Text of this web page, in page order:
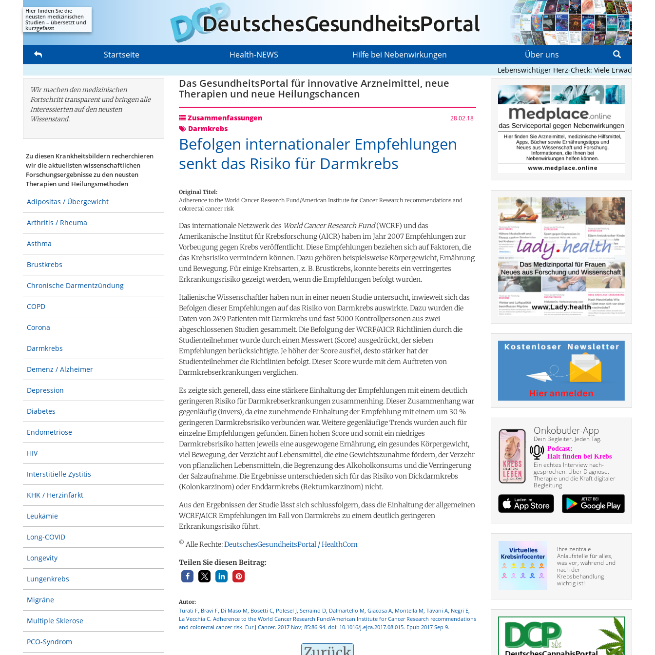
Hier finden Sie die
neusten medizinischen
Studien – übersetzt und
kurzgefasst
Startseite Health-NEWS Hilfe bei Nebenwirkungen Über uns
Lebenswichtiger Herz-Check: Viele Erwachsene
Wir machen den medizinischen
Fortschritt transparent und bringen alle
Interessierten auf den neusten
Wissenstand.
Zu diesen Krankheitsbildern recherchieren
wir die aktuellsten wissenschaftlichen
Forschungs­ergebnisse zu den neusten
Therapien und Heilungsmethoden
Adipositas / Übergewicht
Arthritis / Rheuma
Asthma
Brustkrebs
Chronische Darmentzündung
COPD
Corona
Darmkrebs
Demenz / Alzheimer
Depression
Diabetes
Endometriose
HIV
Interstitielle Zystitis
KHK / Herzinfarkt
Leukämie
Long-COVID
Longevity
Lungenkrebs
Migräne
Multiple Sklerose
PCO-Syndrom
Das GesundheitsPortal für innovative Arzneimittel, neue
Therapien und neue Heilungschancen
Zusammenfassungen 28.02.18
Darmkrebs
Befolgen internationaler Empfehlungen
senkt das Risiko für Darmkrebs
Original Titel:
Adherence to the World Cancer Research Fund/American Institute for Cancer Research recommendations and
colorectal cancer risk
Das internationale Netzwerk des World Cancer Research Fund(WCRF) und das
Amerikanische Institut für Krebsforschung (AICR) haben im Jahr 2007 Empfehlungen zur
Vorbeugung gegen Krebs veröffentlicht. Diese Empfehlungen beziehen sich auf Faktoren, die
das Krebsrisiko vermindern können. Dazu gehören beispielsweise Körpergewicht, Ernährung
und Bewegung. Für einige Krebsarten, z. B. Brustkrebs, konnte bereits ein verringertes
Erkrankungsrisiko gezeigt werden, wenn die Empfehlungen befolgt wurden.
Italienische Wissenschaftler haben nun in einer neuen Studie untersucht, inwieweit sich das
Befolgen dieser Empfehlungen auf das Risiko von Darmkrebs auswirkte. Dazu wurden die
Daten von 2419 Patienten mit Darmkrebs und fast 5000 Kontrollpersonen aus zwei
abgeschlossenen Studien gesammelt. Die Befolgung der WCRF/AICR Richtlinien durch die
Studienteilnehmer wurde durch einen Messwert (Score) ausgedrückt, der sieben
Empfehlungen berücksichtigte. Je höher der Score ausfiel, desto stärker hat der
Studienteilnehmer die Richtlinien befolgt. Dieser Score wurde mit dem Auftreten von
Darmkrebserkrankungen verglichen.
Es zeigte sich generell, dass eine stärkere Einhaltung der Empfehlungen mit einem deutlich
geringeren Risiko für Darmkrebserkrankungen zusammenhing. Dieser Zusammenhang war
gegenläufig (invers), da eine zunehmende Einhaltung der Empfehlung mit einem um 30 %
geringeren Darmkrebsrisiko verbunden war. Weitere gegenläufige Trends wurden auch für
einzelne Empfehlungen gefunden. Einen hohen Score und somit ein niedriges
Darmkrebsrisiko hatten jeweils eine ausgewogene Ernährung, ein gesundes Körpergewicht,
viel Bewegung, der Verzicht auf Lebensmittel, die eine Gewichtszunahme fördern, der Verzehr
von pflanzlichen Lebensmitteln, die Begrenzung des Alkoholkonsums und die Verringerung
der Salzaufnahme. Die Ergebnisse unterschieden sich für das Risiko von Dickdarmkrebs
(Kolonkarzinom) oder Enddarmkrebs (Rektumkarzinom) nicht.
Aus den Ergebnissen der Studie lässt sich schlussfolgern, dass die Einhaltung der allgemeinen
WCRF/AICR Empfehlungen im Fall von Darmkrebs zu einem deutlich geringeren
Erkrankungsrisiko führt.
© Alle Rechte:DeutschesGesundheitsPortal / HealthCom
Teilen Sie diesen Beitrag:
Autor:
Turati F, Bravi F, Di Maso M, Bosetti C, Polesel J, Serraino D, Dalmartello M, Giacosa A, Montella M, Tavani A, Negri E,
La Vecchia C. Adherence to the World Cancer Research Fund/American Institute for Cancer Research recommendations
and colorectal cancer risk. Eur J Cancer. 2017 Nov; 85:86-94. doi: 10.1016/j.ejca.2017.08.015. Epub 2017 Sep 9.
Onkobutler-App
Dein Begleiter. Jeden Tag.
Ein echtes Interview nach­
gesprochen. Über Diagnose,
Therapie und die Kraft digitaler
Begleitung
Ihre zentrale
Anlaufstelle für alles,
was vor, während und
nach der
Krebsbehandlung
wichtig ist!